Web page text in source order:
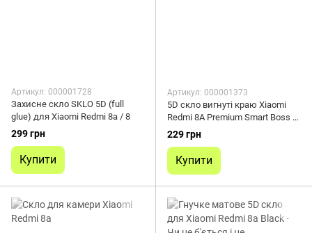
Артикул: 000001728
Захисне скло SKLO 5D (full
glue) для Xiaomi Redmi 8а / 8
299 грн
Купити
Артикул: 000001373
5D скло вигнуті краю Xiaomi
Redmi 8A Premium Smart Boss ™
Чорне
229 грн
Купити